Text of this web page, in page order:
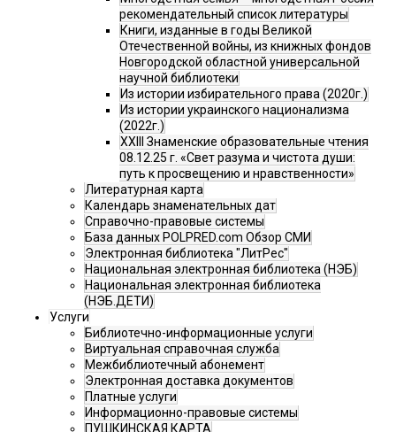
рекомендательный список литературы
Книги, изданные в годы Великой
Отечественной войны, из книжных фондов
Новгородской областной универсальной
научной библиотеки
Из истории избирательного права (2020г.)
Из истории украинского национализма
(2022г.)
XXIII Знаменские образовательные чтения
08.12.25 г. «Свет разума и чистота души:
путь к просвещению и нравственности»
Литературная карта
Календарь знаменательных дат
Справочно-правовые системы
База данных POLPRED.com Обзор СМИ
Электронная библиотека "ЛитРес"
Национальная электронная библиотека (НЭБ)
Национальная электронная библиотека
(НЭБ.ДЕТИ)
Услуги
Библиотечно-информационные услуги
Виртуальная справочная служба
Межбиблиотечный абонемент
Электронная доставка документов
Платные услуги
Информационно-правовые системы
ПУШКИНСКАЯ КАРТА